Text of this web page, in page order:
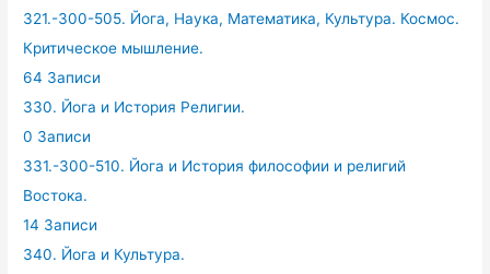
321.-300-505. Йога, Наука, Математика, Культура. Космос.
Критическое мышление.
64 Записи
330. Йога и История Религии.
0 Записи
331.-300-510. Йога и История философии и религий
Востока.
14 Записи
340. Йога и Культура.